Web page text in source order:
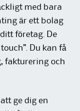
med bara
är ett bolag
företag. De
Du kan få
fakturering och
ge dig en